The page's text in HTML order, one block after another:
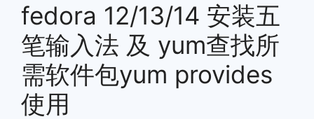
fedora 12/13/14 安装五
笔输入法 及 yum查找所
需软件包yum provides
使用